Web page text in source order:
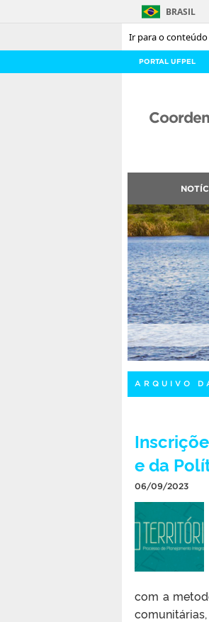
Ir para o conteúdo
BRASIL
PORTAL UFPEL
ARQUIVO
e da
06/09/2023
com a